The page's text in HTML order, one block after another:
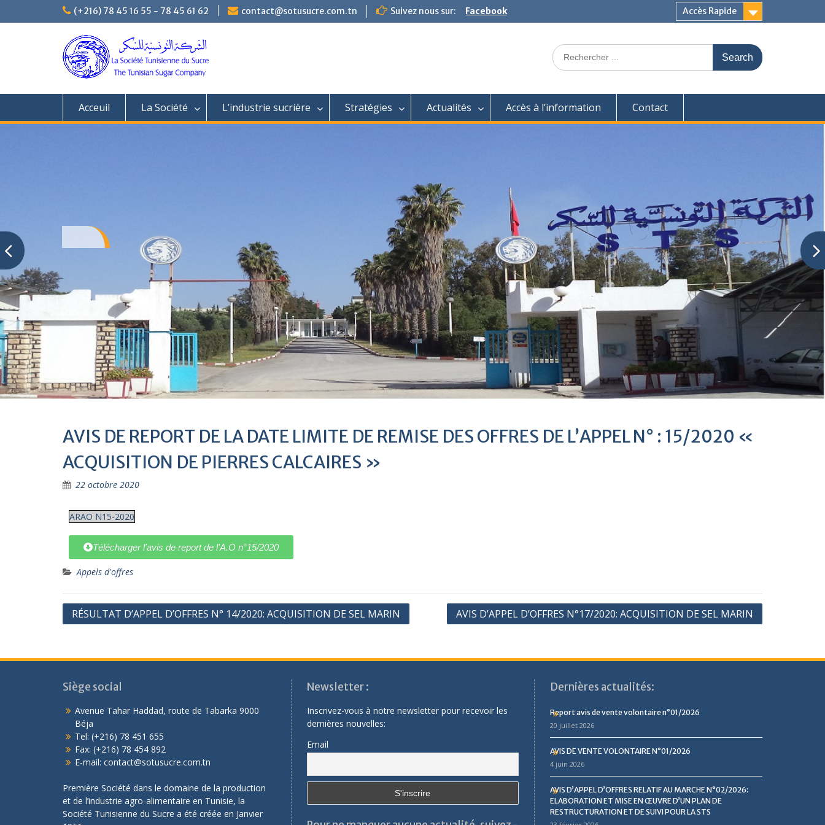
(+216) 78 45 16 55 - 78 45 61 62 contact@sotusucre.com.tn Suivez nous sur: Facebook Accès Rapide
Acceuil La Société L’industrie sucrière Stratégies Actualités Accès à l’information Contact
AVIS DE REPORT DE LA DATE LIMITE DE REMISE DES OFFRES DE L’APPEL N° : 15/2020 «
ACQUISITION DE PIERRES CALCAIRES »
22 octobre 2020
ARAO N15-2020
Télécharger l'avis de report de l'A.O n°15/2020
Appels d'offres
RÉSULTAT D’APPEL D’OFFRES N° 14/2020: ACQUISITION DE SEL MARIN AVIS D’APPEL D’OFFRES N°17/2020: ACQUISITION DE SEL MARIN
Siège social
Avenue Tahar Haddad, route de Tabarka 9000
Béja
Tel: (+216) 78 451 655
Fax: (+216) 78 454 892
E-mail: contact@sotusucre.com.tn
Première Société dans le domaine de la production
et de l’industrie agro-alimentaire en Tunisie, la
Société Tunisienne du Sucre a été créée en Janvier
Newsletter :
Inscrivez-vous à notre newsletter pour recevoir les
dernières nouvelles:
Email
Dernières actualités:
Report avis de vente volontaire n°01/2026
20 juillet 2026
AVIS DE VENTE VOLONTAIRE N°01/2026
4 juin 2026
AVIS D’APPEL D’OFFRES RELATIF AU MARCHE N°02/2026:
ELABORATION ET MISE EN ŒUVRE D’UN PLAN DE
RESTRUCTURATION ET DE SUIVI POUR LA STS